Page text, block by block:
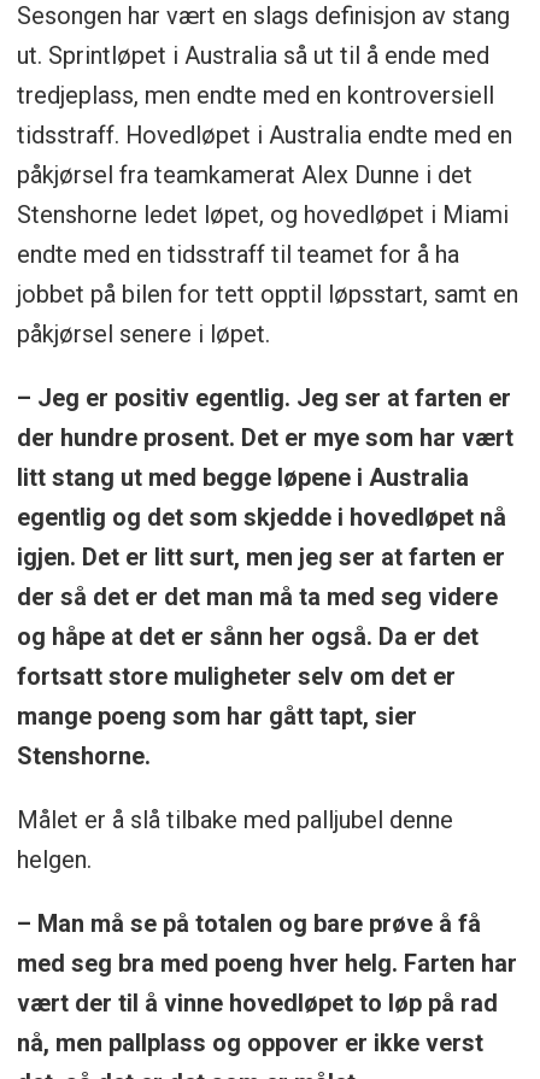
Sesongen har vært en slags definisjon av stang
ut. Sprintløpet i Australia så ut til å ende med
tredjeplass, men endte med en kontroversiell
tidsstraff. Hovedløpet i Australia endte med en
påkjørsel fra teamkamerat Alex Dunne i det
Stenshorne ledet løpet, og hovedløpet i Miami
endte med en tidsstraff til teamet for å ha
jobbet på bilen for tett opptil løpsstart, samt en
påkjørsel senere i løpet.
– Jeg er positiv egentlig. Jeg ser at farten er
der hundre prosent. Det er mye som har vært
litt stang ut med begge løpene i Australia
egentlig og det som skjedde i hovedløpet nå
igjen. Det er litt surt, men jeg ser at farten er
der så det er det man må ta med seg videre
og håpe at det er sånn her også. Da er det
fortsatt store muligheter selv om det er
mange poeng som har gått tapt, sier
Stenshorne.
Målet er å slå tilbake med palljubel denne
helgen.
– Man må se på totalen og bare prøve å få
med seg bra med poeng hver helg. Farten har
vært der til å vinne hovedløpet to løp på rad
nå, men pallplass og oppover er ikke verst